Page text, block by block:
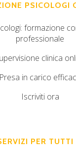
PSICOLOGI
formazione
professionale
clinica
Presa in carico
Iscriviti ora
PER TUTTI